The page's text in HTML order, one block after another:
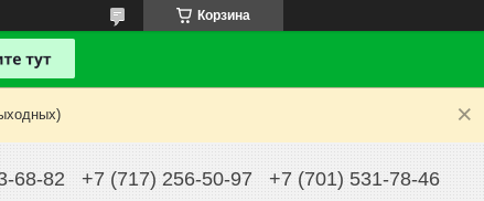
Корзина
68-82 +7 (717) 256-50-97 +7 (701) 531-78-46